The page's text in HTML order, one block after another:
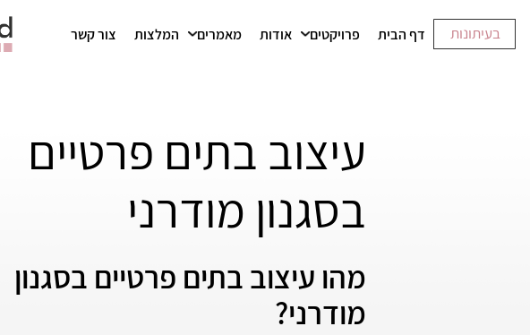
בעיתונות דף הבית פרויקטים אודות מאמרים המלצות צור קשר
עיצוב בתים פרטיים
בסגנון מודרני
מהו עיצוב בתים פרטיים בסגנון
מודרני?